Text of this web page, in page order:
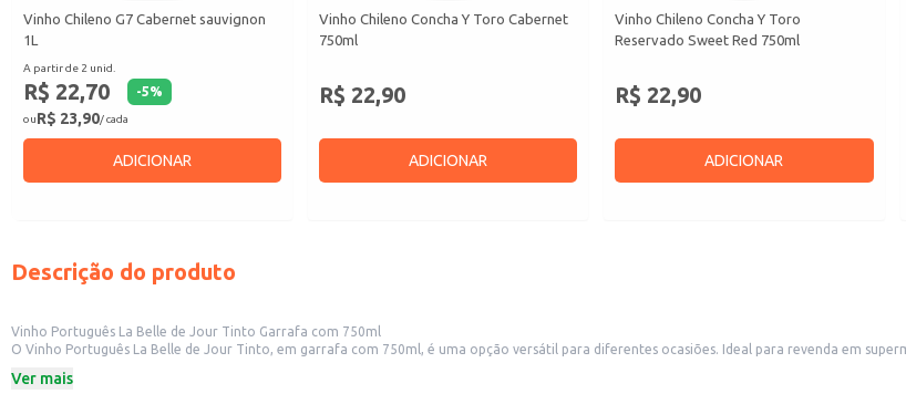
Vinho Chileno G7 Cabernet sauvignon
1L
A partir de 2 unid.
R$ 22,70 -5%
ouR$ 23,90/ cada
ADICIONAR
Vinho Chileno Concha Y Toro Cabernet
750ml
R$ 22,90
ADICIONAR
Vinho Chileno Concha Y Toro
Reservado Sweet Red 750ml
R$ 22,90
ADICIONAR
Descrição do produto
Vinho Português La Belle de Jour Tinto Garrafa com 750ml
O Vinho Português La Belle de Jour Tinto, em garrafa com 750ml, é uma opção versátil para diferentes ocasiões. Ideal para revenda em
Marca: La Belle de Jour
Ver mais